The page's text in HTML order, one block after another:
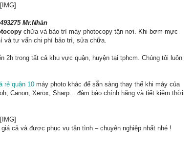
Mr.Nhàn
chữa và bảo trì máy photocopy tận nơi. Khi bơm mực
và tư vấn chi phí bảo trì, sửa chữa.
2h trong tất cả khu vực quận, huyện tại tphcm. Chúng tôi luôn
rẻ quận 10 máy photo khác để sẵn sàng thay thế khi máy của
Canon, Xerox, Sharp... đảm bảo chính hãng và tiết kiệm thời
cả và được phục vụ tận tình – chuyên nghiệp nhất nhé !